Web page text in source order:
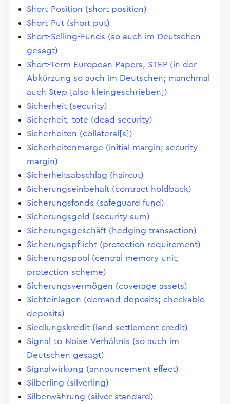
Short-Position (short position)
Short-Put (short put)
Short-Selling-Funds (so auch im Deutschen
gesagt)
Short-Term European Papers, STEP (in der
Abkürzung so auch im Deutschen; manchmal
auch Step [also kleingeschrieben])
Sicherheit (security)
Sicherheit, tote (dead security)
Sicherheiten (collateral[s])
Sicherheitenmarge (initial margin; security
margin)
Sicherheitsabschlag (haircut)
Sicherungseinbehalt (contract holdback)
Sicherungsfonds (safeguard fund)
Sicherungsgeld (security sum)
Sicherungsgeschäft (hedging transaction)
Sicherungspflicht (protection requirement)
Sicherungspool (central memory unit;
protection scheme)
Sicherungsvermögen (coverage assets)
Sichteinlagen (demand deposits; checkable
deposits)
Siedlungskredit (land settlement credit)
Signal-to-Noise-Verhältnis (so auch im
Deutschen gesagt)
Signalwirkung (announcement effect)
Silberling (silverling)
Silberwährung (silver standard)